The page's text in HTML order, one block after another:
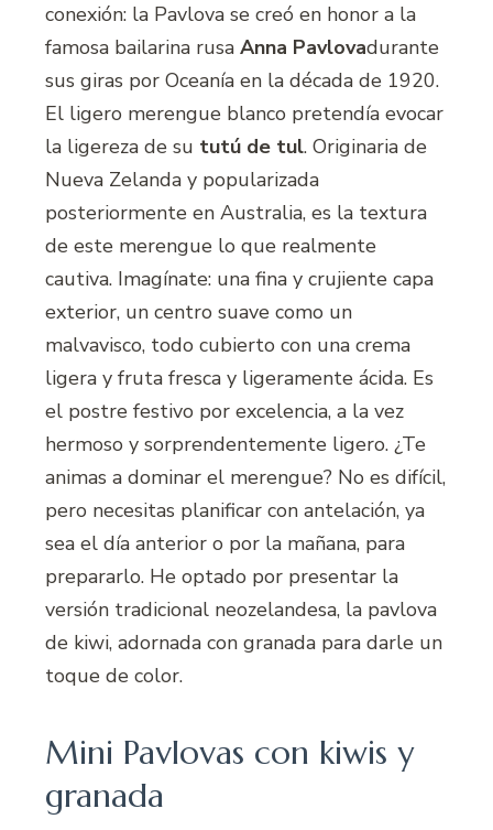
conexión: la Pavlova se creó en honor a la
famosa bailarina rusaAnna Pavlovadurante
sus giras por Oceanía en la década de 1920.
El ligero merengue blanco pretendía evocar
la ligereza de su tutú de tul. Originaria de
Nueva Zelanda y popularizada
posteriormente en Australia, es la textura
de este merengue lo que realmente
cautiva. Imagínate: una fina y crujiente capa
exterior, un centro suave como un
malvavisco, todo cubierto con una crema
ligera y fruta fresca y ligeramente ácida. Es
el postre festivo por excelencia, a la vez
hermoso y sorprendentemente ligero. ¿Te
animas a dominar el merengue? No es difícil,
pero necesitas planificar con antelación, ya
sea el día anterior o por la mañana, para
prepararlo. He optado por presentar la
versión tradicional neozelandesa, la pavlova
de kiwi, adornada con granada para darle un
toque de color.
Mini Pavlovas con kiwis y
granada